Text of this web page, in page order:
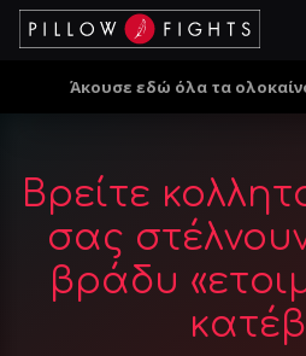
Άκουσε εδώ όλα τα
Βρείτε
σας
βράδυ